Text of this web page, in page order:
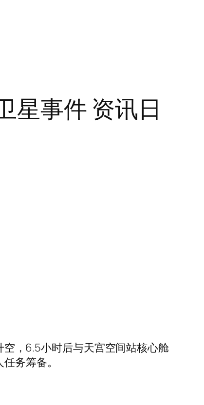
星事件 资讯日
，6.5小时后与天宫空间站核心舱
务筹备。